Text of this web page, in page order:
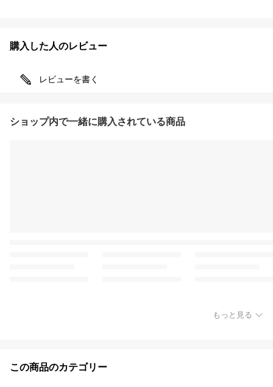
購入した人のレビュー
レビューを書く
ショップ内で一緒に購入されている商品
もっと見る
この商品のカテゴリー